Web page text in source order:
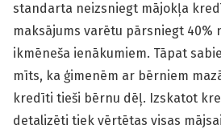
standarta neizsniegt mājokļa
maksājums varētu pārsniegt 40%
ikmēneša ienākumiem. Tāpat
mīts, ka ģimenēm ar bērniem
kredīti tieši bērnu dēļ. Izskatot
detalizēti tiek vērtētas visas